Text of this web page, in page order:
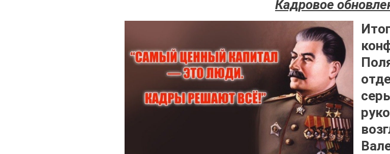
Кадровое